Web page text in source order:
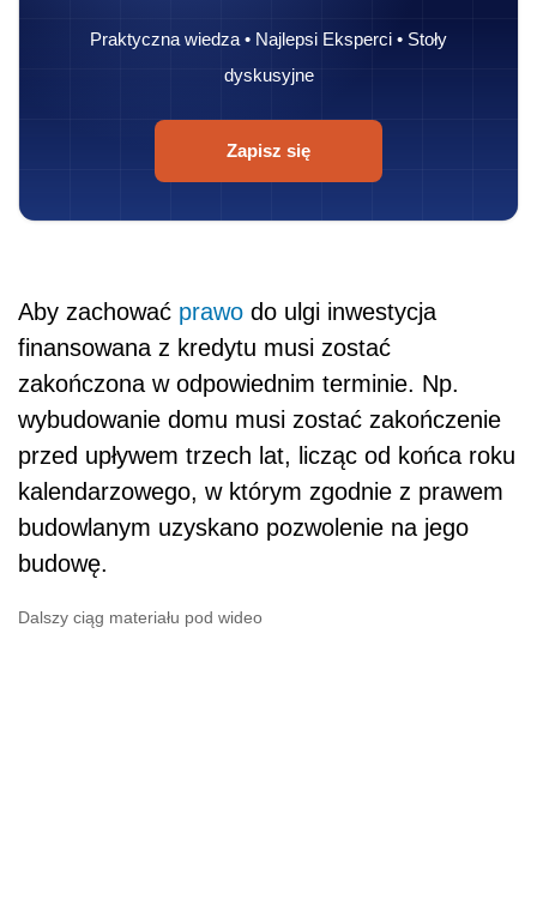
Praktyczna wiedza • Najlepsi Eksperci • Stoły
dyskusyjne
Zapisz się
Aby zachować prawo do ulgi inwestycja
finansowana z kredytu musi zostać
zakończona w odpowiednim terminie. Np.
wybudowanie domu musi zostać zakończenie
przed upływem trzech lat, licząc od końca roku
kalendarzowego, w którym zgodnie z prawem
budowlanym uzyskano pozwolenie na jego
budowę.
Dalszy ciąg materiału pod wideo